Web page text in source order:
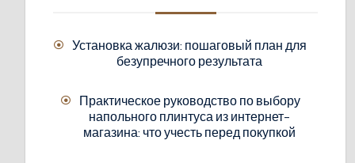
Установка жалюзи: пошаговый план для
безупречного результата
Практическое руководство по выбору
напольного плинтуса из интернет-
магазина: что учесть перед покупкой